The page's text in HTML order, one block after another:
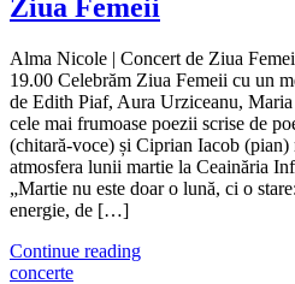
Ziua Femeii
Alma Nicole | Concert de Ziua
19.00 Celebrăm Ziua Femeii cu un
de Edith Piaf, Aura Urziceanu,
cele mai frumoase poezii scrise de
(chitară-voce) și Ciprian Iacob (pian)
atmosfera lunii martie la Ceainăria
„Martie nu este doar o lună, ci o
energie, de […]
Continue reading
concerte